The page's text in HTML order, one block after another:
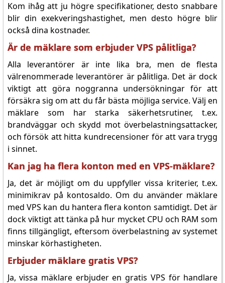
Kom ihåg att ju högre specifikationer, desto snabbare
blir din exekveringshastighet, men desto högre blir
också dina kostnader.
Är de mäklare som erbjuder VPS pålitliga?
Alla leverantörer är inte lika bra, men de flesta
välrenommerade leverantörer är pålitliga. Det är dock
viktigt att göra noggranna undersökningar för att
försäkra sig om att du får bästa möjliga service. Välj en
mäklare som har starka säkerhetsrutiner, t.ex.
brandväggar och skydd mot överbelastningsattacker,
och försök att hitta kundrecensioner för att vara trygg
i sinnet.
Kan jag ha flera konton med en VPS-mäklare?
Ja, det är möjligt om du uppfyller vissa kriterier, t.ex.
minimikrav på kontosaldo. Om du använder mäklare
med VPS kan du hantera flera konton samtidigt. Det är
dock viktigt att tänka på hur mycket CPU och RAM som
finns tillgängligt, eftersom överbelastning av systemet
minskar körhastigheten.
Erbjuder mäklare gratis VPS?
Ja, vissa mäklare erbjuder en gratis VPS för handlare